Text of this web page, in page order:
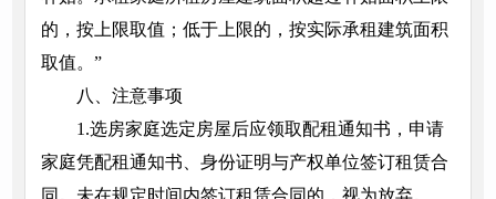
的，按上限取值；低于上限的，按实际承租建筑面积
取值。”
八、注意事项
1.选房家庭选定房屋后应领取配租通知书，申请
家庭凭配租通知书、身份证明与产权单位签订租赁合